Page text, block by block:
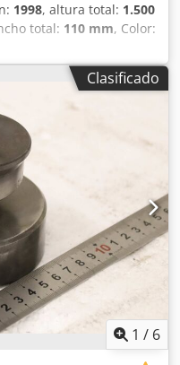
1998, altura total: 1.500
total: 110 mm, Color:
Consultar - Año de
disponible: No -
- Número de serie:
de
mm (l x a x a) - Peso
de embalaje de
Información
incluye el IVA
para empresas
disponibles en
productos del sector
Clasificado
1 / 6